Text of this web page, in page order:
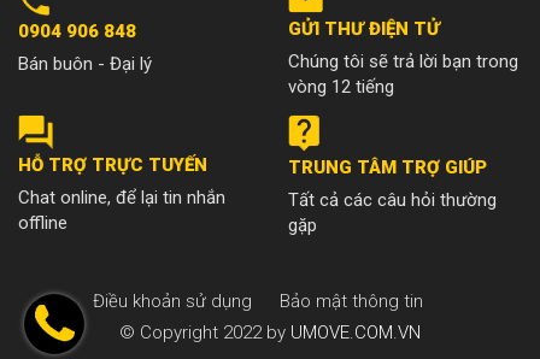
0904 906 848
Bán buôn - Đại lý
GỬI THƯ ĐIỆN TỬ
Chúng tôi sẽ trả lời bạn trong
vòng 12 tiếng
HỖ TRỢ TRỰC TUYẾN
Chat online, để lại tin nhắn
offline
TRUNG TÂM TRỢ GIÚP
Tất cả các câu hỏi thường
gặp
Điều khoản sử dụng
Bảo mật thông tin
© Copyright 2022 by UMOVE.COM.VN